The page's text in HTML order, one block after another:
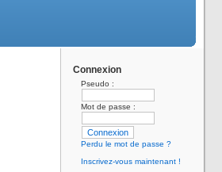
Connexion
Pseudo :
Mot de passe :
Perdu le mot de passe ?
Inscrivez-vous maintenant !